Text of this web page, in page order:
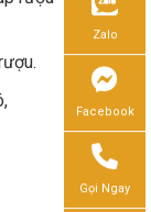
Zalo
Facebook
Gọi Ngay